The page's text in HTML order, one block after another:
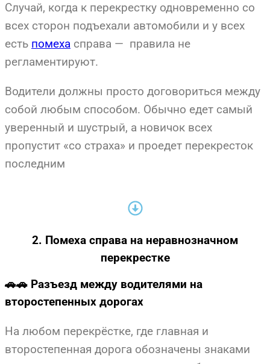
Случай, когда к перекрестку одновременно со
всех сторон подъехали автомобили и у всех
есть помеха справа — правила не
регламентируют.
Водители должны просто договориться между
собой любым способом. Обычно едет самый
уверенный и шустрый, а новичок всех
пропустит «со страха» и проедет перекресток
последним
2. Помеха справа на неравнозначном
перекрестке
🚗🚗 Разъезд между водителями на
второстепенных дорогах
На любом перекрёстке, где главная и
второстепенная дорога обозначены знаками